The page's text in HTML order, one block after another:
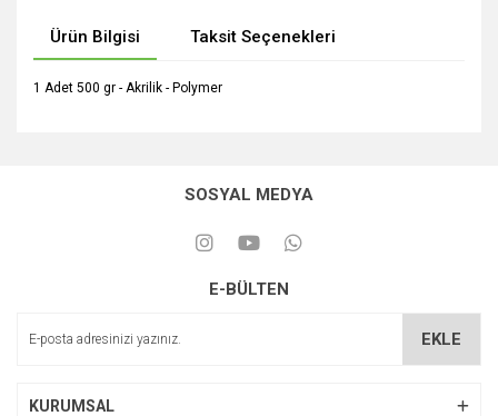
Ürün Bilgisi Taksit Seçenekleri
1 Adet 500 gr - Akrilik - Polymer
SOSYAL MEDYA
E-BÜLTEN
EKLE
KURUMSAL